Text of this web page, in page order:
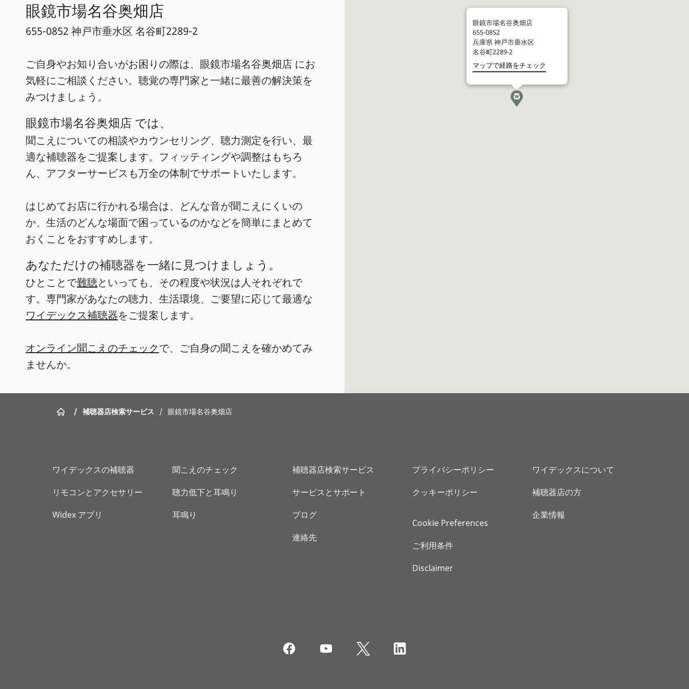
眼鏡市場名谷奥畑店
655-0852 神戸市垂水区 名谷町2289-2
ご自身やお知り合いがお困りの際は、眼鏡市場名谷奥畑店 にお
気軽にご相談ください。聴覚の専門家と一緒に最善の解決策を
みつけましょう。
眼鏡市場名谷奥畑店 では、
聞こえについての相談やカウンセリング、聴力測定を行い、最
適な補聴器をご提案します。フィッティングや調整はもちろ
ん、アフターサービスも万全の体制でサポートいたします。
はじめてお店に行かれる場合は、どんな音が聞こえにくいの
か、生活のどんな場面で困っているのかなどを簡単にまとめて
おくことをおすすめします。
あなただけの補聴器を一緒に見つけましょう。
ひとことで難聴といっても、その程度や状況は人それぞれで
す。専門家があなたの聴力、生活環境、ご要望に応じて最適な
ワイデックス補聴器をご提案します。
オンライン聞こえのチェックで、ご自身の聞こえを確かめてみ
ませんか。
眼鏡市場名谷奥畑店
655-0852
兵庫県 神戸市垂水区
名谷町2289-2
マップで経路をチェック
/ 補聴器店検索サービス / 眼鏡市場名谷奥畑店
ワイデックスの補聴器
リモコンとアクセサリー
Widex アプリ
聞こえのチェック
聴力低下と耳鳴り
耳鳴り
補聴器店検索サービス
サービスとサポート
ブログ
連絡先
プライバシーポリシー
クッキーポリシー
Cookie Preferences
ご利用条件
Disclaimer
ワイデックスについて
補聴器店の方
企業情報